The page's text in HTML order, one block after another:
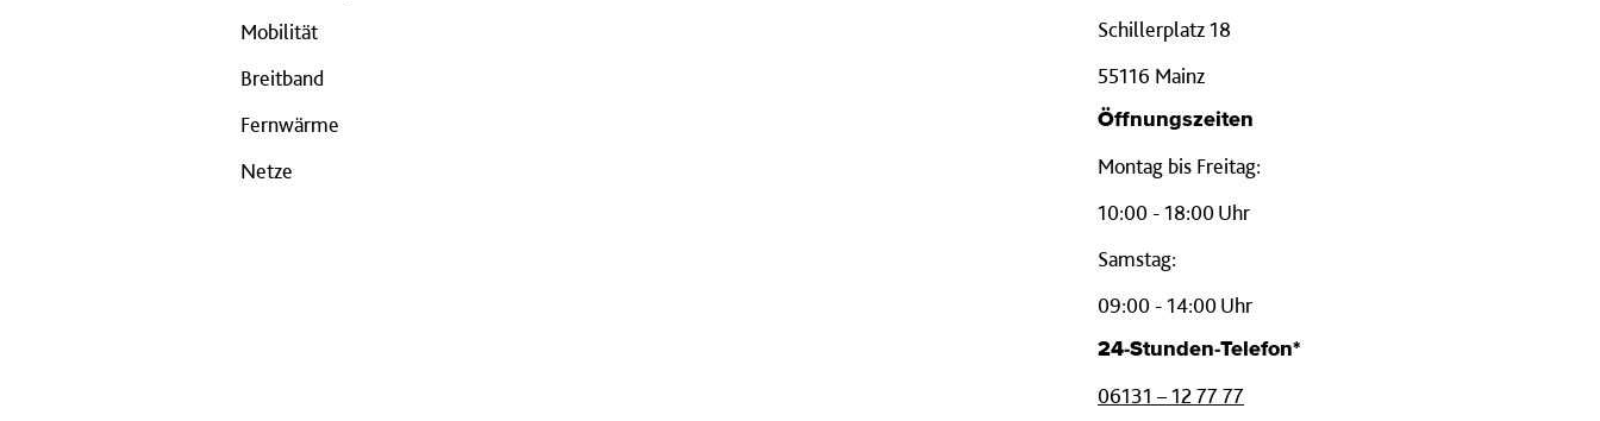
Mobilität
Breitband
Fernwärme
Netze
Schillerplatz 18
55116 Mainz
Öffnungszeiten
Montag bis Freitag:
10:00 - 18:00 Uhr
Samstag:
09:00 - 14:00 Uhr
24-Stunden-Telefon*
06131 – 12 77 77